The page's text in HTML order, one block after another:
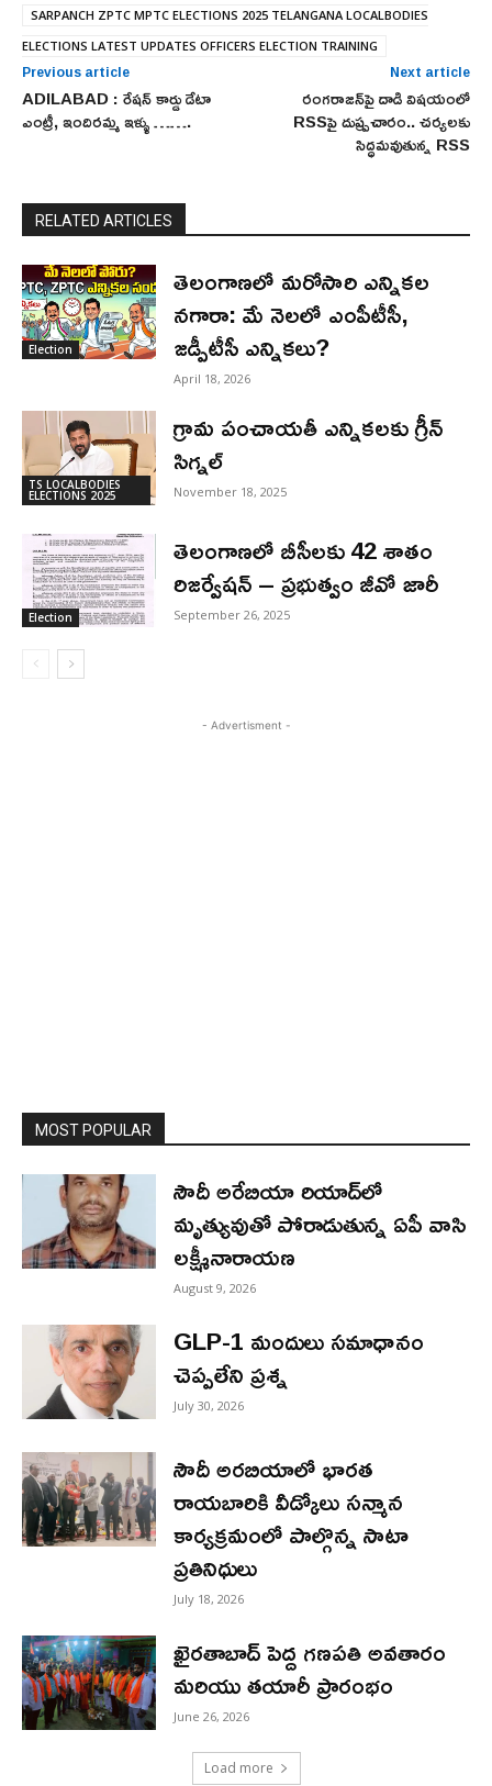
SARPANCH ZPTC MPTC ELECTIONS 2025 TELANGANA LOCALBODIES
ELECTIONS LATEST UPDATES OFFICERS ELECTION TRAINING
Previous article
ADILABAD : రేషన్ కార్డు డేటా
ఎంట్రీ, ఇందిరమ్మ ఇళ్ళు …….
Next article
రంగరాజన్‌‌పై దాడి విషయంలో
RSSపై దుష్ప్రచారం.. చర్యలకు
సిద్ధమవుతున్న RSS
RELATED ARTICLES
Election
తెలంగాణలో మరోసారి ఎన్నికల
నగారా: మే నెలలో ఎంపీటీసీ,
జడ్పీటీసీ ఎన్నికలు?
April 18, 2026
TS LOCALBODIES
ELECTIONS 2025
గ్రామ పంచాయతీ ఎన్నికలకు గ్రీన్
సిగ్నల్
November 18, 2025
Election
తెలంగాణలో బీసీలకు 42 శాతం
రిజర్వేషన్ – ప్రభుత్వం జీవో జారీ
September 26, 2025
- Advertisment -
MOST POPULAR
సౌదీ అరేబియా రియాద్‌లో
మృత్యువుతో పోరాడుతున్న ఏపీ వాసి
లక్ష్మీనారాయణ
August 9, 2026
GLP-1 మందులు సమాధానం
చెప్పలేని ప్రశ్న
July 30, 2026
సౌదీ అరబియాలో భారత
రాయబారికి వీడ్కోలు సన్మాన
కార్యక్రమంలో పాల్గొన్న సాటా
ప్రతినిధులు
July 18, 2026
ఖైరతాబాద్ పెద్ద గణపతి అవతారం
మరియు తయారీ ప్రారంభం
June 26, 2026
Load more